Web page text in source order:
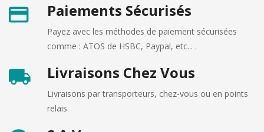
Paiements Sécurisés
Payez avec les méthodes de paiement sécurisées
comme : ATOS de HSBC, Paypal, etc... .
Livraisons Chez Vous
Livraisons par transporteurs, chez-vous ou en points
relais.